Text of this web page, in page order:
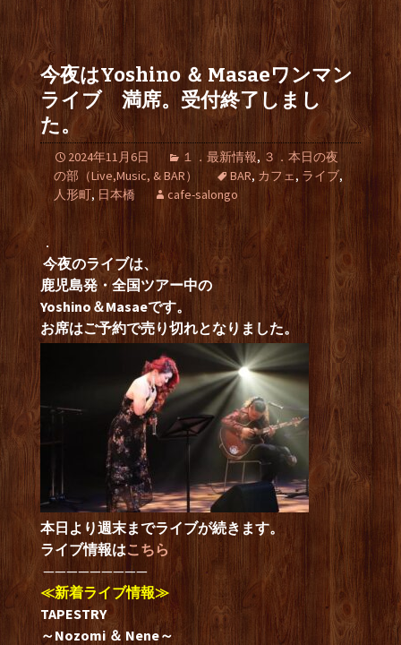
今夜はYoshino ＆ Masaeワンマン
ライブ 満席。受付終了しまし
た。
2024年11月6日 １．最新情報, ３．本日の夜
の部（Live,Music, & BAR）
BAR, カフェ, ライブ,
人形町, 日本橋 cafe-salongo
．
今夜のライブは、
鹿児島発・全国ツアー中の
Yoshino＆Masaeです。
お席はご予約で売り切れとなりました。
本日より週末までライブが続きます。
ライブ情報はこちら
—————————
≪新着ライブ情報≫
TAPESTRY
～Nozomi ＆ Nene～